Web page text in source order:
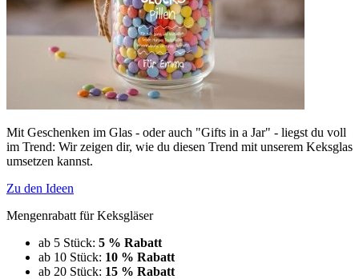
Mit Geschenken im Glas - oder auch "Gifts in a Jar" - liegst du voll
im Trend: Wir zeigen dir, wie du diesen Trend mit unserem Keksglas
umsetzen kannst.
Zu den Ideen
Mengenrabatt für Keksgläser
ab 5 Stück: 5 % Rabatt
ab 10 Stück: 10 % Rabatt
ab 20 Stück: 15 % Rabatt